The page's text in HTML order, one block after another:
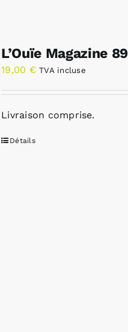
L’Ouïe Magazine 89
19,00 € TVA incluse
Livraison comprise.
Détails